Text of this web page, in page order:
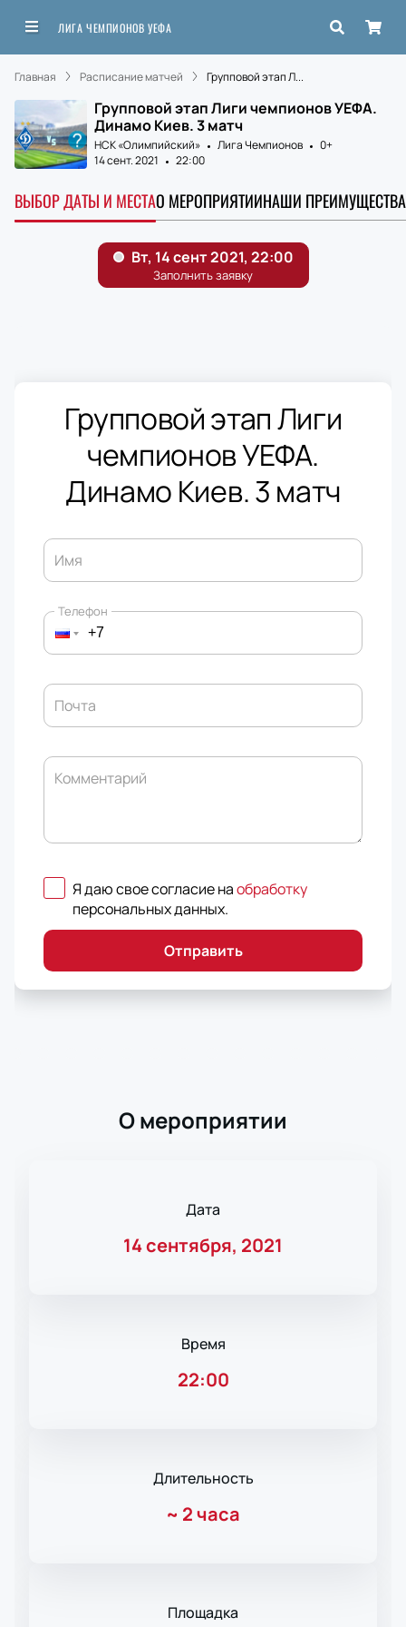
ЛИГА ЧЕМПИОНОВ УЕФА
Главная Расписание матчей Групповой этап Л...
Групповой этап Лиги чемпионов УЕФА.
Динамо Киев. 3 матч
НСК «Олимпийский» Лига Чемпионов
0+
14 сент. 2021
22:00
ВЫБОР ДАТЫ И МЕСТАО МЕРОПРИЯТИИНАШИ ПРЕИМУЩЕСТВА
Групповой этап Лиги
чемпионов УЕФА.
Динамо Киев. 3 матч
Имя
Телефон
Почта
Комментарий
Я даю свое согласие наобработку
персональных данных.
Отправить
О мероприятии
Дата
14 сентября, 2021
Время
22:00
Длительность
~ 2 часа
Площадка